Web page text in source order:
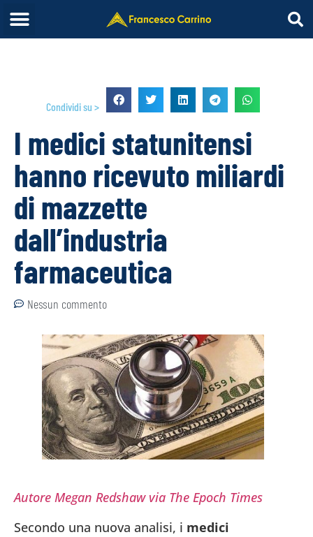
Condividi su >
I medici statunitensi
hanno ricevuto miliardi
di mazzette
dall’industria
farmaceutica
Nessun commento
Autore Megan Redshaw via The Epoch Times
Secondo una nuova analisi, i medici